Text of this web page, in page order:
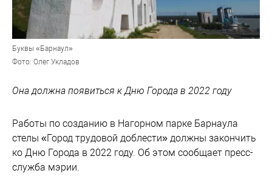
Буквы «Барнаул»
Фото: Олег Укладов
Она должна появиться к Дню Города в 2022 году
Работы по созданию в Нагорном парке Барнаула
стелы «Город трудовой доблести» должны закончить
ко Дню Города в 2022 году. Об этом сообщает пресс-
служба мэрии.